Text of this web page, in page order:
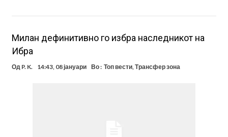
Милан дефинитивно го избра наследникот на
Ибра
Од P. K. 14:43, 08 јануари Во : Топ вести,Трансфер зона